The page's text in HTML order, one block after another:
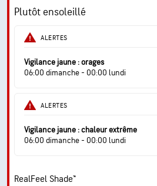
Plutôt ensoleillé
ALERTES
Vigilance jaune : orages
06:00 dimanche - 00:00 lundi
ALERTES
Vigilance jaune : chaleur extrême
06:00 dimanche - 00:00 lundi
RealFeel Shade™